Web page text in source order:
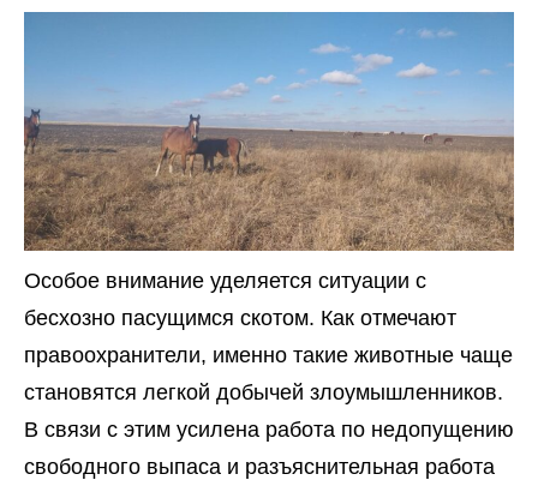
Особое внимание уделяется ситуации с
бесхозно пасущимся скотом. Как отмечают
правоохранители, именно такие животные чаще
становятся легкой добычей злоумышленников.
В связи с этим усилена работа по недопущению
свободного выпаса и разъяснительная работа